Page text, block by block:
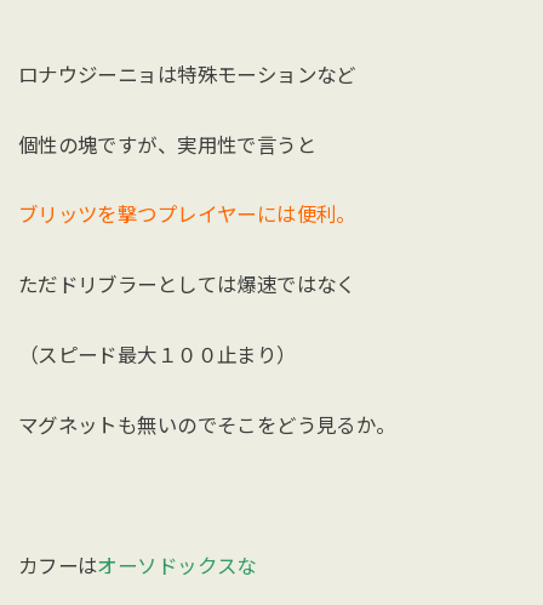
ロナウジーニョは特殊モーションなど
個性の塊ですが、実用性で言うと
ブリッツを撃つプレイヤーには便利。
ただドリブラーとしては爆速ではなく
（スピード最大１００止まり）
マグネットも無いのでそこをどう見るか。
カフーはオーソドックスな